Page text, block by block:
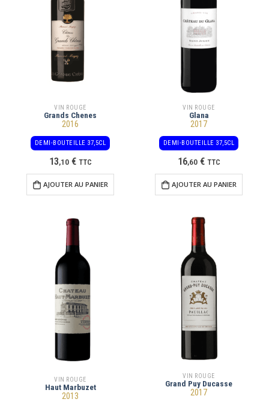
VIN ROUGE
Grands Chenes
2016
DEMI-BOUTEILLE 37,5CL
13,10 € TTC
AJOUTER AU PANIER
VIN ROUGE
Glana
2017
DEMI-BOUTEILLE 37,5CL
16,60 € TTC
AJOUTER AU PANIER
VIN ROUGE
Haut Marbuzet
2013
VIN ROUGE
Grand Puy Ducasse
2017